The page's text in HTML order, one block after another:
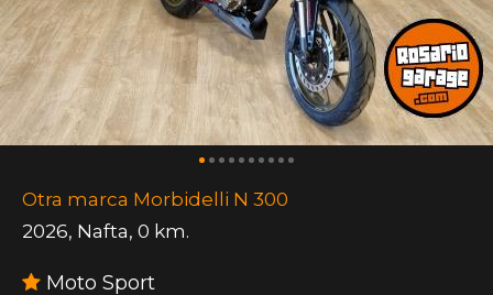
Otra marca Morbidelli N 300
2026, Nafta, 0 km.
Moto Sport